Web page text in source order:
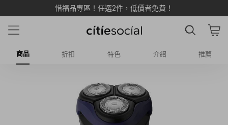
惜福品專區！任選2件，低價者免費！
商品 折扣 特色 介紹 推薦